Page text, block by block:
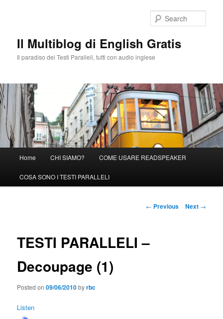
Il Multiblog di English Gratis
Il paradiso dei Testi Paralleli, tutti con audio inglese
Skip to primary content
Home CHI SIAMO? COME USARE READSPEAKER
COSA SONO I TESTI PARALLELI
Post navigation
← Previous Next →
TESTI PARALLELI –
Decoupage (1)
Posted on09/06/2010byrbc
Listen